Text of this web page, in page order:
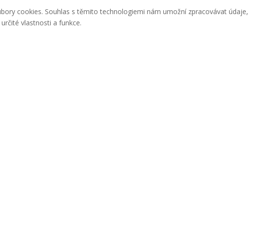
cookies. Souhlas s těmito technologiemi nám umožní zpracovávat údaje,
vlastnosti a funkce.